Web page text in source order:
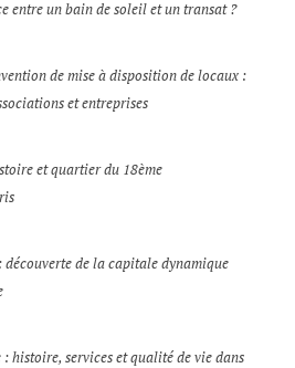
entre un bain de soleil et un transat ?
de mise à disposition de locaux :
et entreprises
et quartier du 18ème
de la capitale dynamique
histoire, services et qualité de vie dans